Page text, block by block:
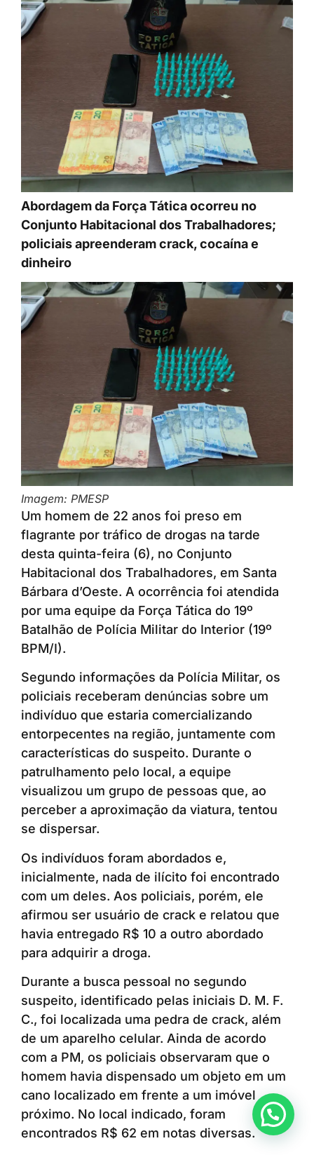
Abordagem da Força Tática ocorreu no
Conjunto Habitacional dos Trabalhadores;
policiais apreenderam crack, cocaína e
dinheiro
Imagem: PMESP
Um homem de 22 anos foi preso em
flagrante por tráfico de drogas na tarde
desta quinta-feira (6), no Conjunto
Habitacional dos Trabalhadores, em Santa
Bárbara d’Oeste. A ocorrência foi atendida
por uma equipe da Força Tática do 19º
Batalhão de Polícia Militar do Interior (19º
BPM/I).
Segundo informações da Polícia Militar, os
policiais receberam denúncias sobre um
indivíduo que estaria comercializando
entorpecentes na região, juntamente com
características do suspeito. Durante o
patrulhamento pelo local, a equipe
visualizou um grupo de pessoas que, ao
perceber a aproximação da viatura, tentou
se dispersar.
Os indivíduos foram abordados e,
inicialmente, nada de ilícito foi encontrado
com um deles. Aos policiais, porém, ele
afirmou ser usuário de crack e relatou que
havia entregado R$ 10 a outro abordado
para adquirir a droga.
Durante a busca pessoal no segundo
suspeito, identificado pelas iniciais D. M. F.
C., foi localizada uma pedra de crack, além
de um aparelho celular. Ainda de acordo
com a PM, os policiais observaram que o
homem havia dispensado um objeto em um
cano localizado em frente a um imóvel
próximo. No local indicado, foram
encontrados R$ 62 em notas diversas.
Anunciar ou recomendar matéria